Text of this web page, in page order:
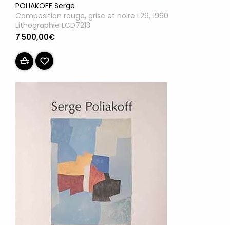
POLIAKOFF Serge
Composition rouge, grise et noire L29, 1960
Lithographie LCD7213
7 500,00€